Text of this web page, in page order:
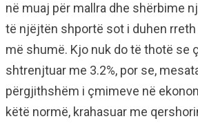
në muaj për mallra dhe shërbime
të njëjtën shportë sot i duhen
më shumë. Kjo nuk do të thotë se
shtrenjtuar me 3.2%, por se,
përgjithshëm i çmimeve në
këtë normë, krahasuar me